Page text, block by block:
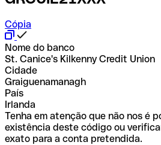
Cópia
Nome do banco
St. Canice's Kilkenny Credit Union
Cidade
Graiguenamanagh
País
Irlanda
Tenha em atenção que não nos é
existência deste código ou
exato para a conta pretendida.